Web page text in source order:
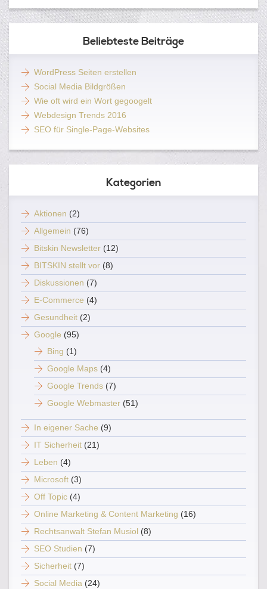
Beliebteste Beiträge
WordPress Seiten erstellen
Social Media Bildgrößen
Wie oft wird ein Wort gegoogelt
Webdesign Trends 2016
SEO für Single-Page-Websites
Kategorien
Aktionen (2)
Allgemein (76)
Bitskin Newsletter (12)
BITSKIN stellt vor (8)
Diskussionen (7)
E-Commerce (4)
Gesundheit (2)
Google (95)
Bing (1)
Google Maps (4)
Google Trends (7)
Google Webmaster (51)
In eigener Sache (9)
IT Sicherheit (21)
Leben (4)
Microsoft (3)
Off Topic (4)
Online Marketing & Content Marketing (16)
Rechtsanwalt Stefan Musiol (8)
SEO Studien (7)
Sicherheit (7)
Social Media (24)